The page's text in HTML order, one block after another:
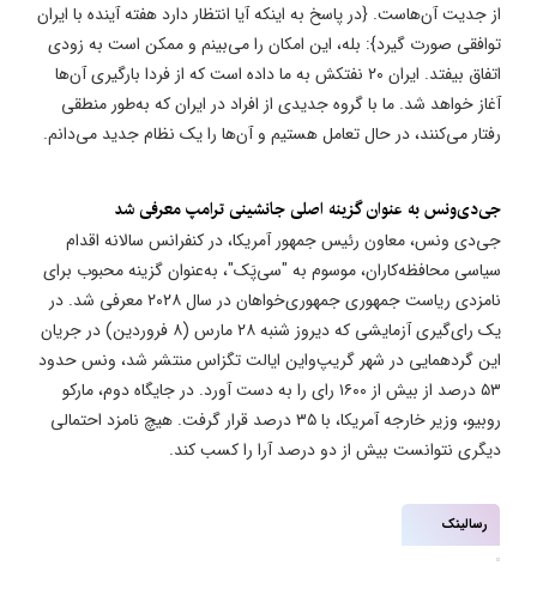
از جدیت آن‌هاست. {در پاسخ به اینکه آیا انتظار دارد هفته آینده با ایران
توافقی صورت گیرد}: بله، این امکان را می‌بینم و ممکن است به زودی
اتفاق بیفتد. ایران ۲۰ نفتکش به ما داده است که از فردا بارگیری آن‌ها
آغاز خواهد شد. ما با گروه جدیدی از افراد در ایران که به‌طور منطقی
رفتار می‌کنند، در حال تعامل هستیم و آن‌ها را یک نظام جدید می‌دانم.
​جی‌دی‌ونس به عنوان گزینه اصلی جانشینی ترامپ معرفی شد
جی‌دی ونس، معاون رئیس جمهور آمریکا، در کنفرانس سالانه اقدام
سیاسی محافظه‌کاران، موسوم به "سی‌پَک"، به‌عنوان گزینه محبوب برای
نامزدی ریاست جمهوری جمهوری‌خواهان در سال ۲۰۲۸ معرفی شد. در
یک رای‌گیری آزمایشی که دیروز شنبه ۲۸ مارس (۸ فروردین) در جریان
این گردهمایی در شهر گریپ‌واین ایالت تگزاس منتشر شد، ونس حدود
۵۳ درصد از بیش از ۱۶۰۰ رای را به دست آورد. در جایگاه دوم، مارکو
روبیو، وزیر خارجه آمریکا، با ۳۵ درصد قرار گرفت. هیچ نامزد احتمالی
دیگری نتوانست بیش از دو درصد آرا را کسب کند.
رسالینک